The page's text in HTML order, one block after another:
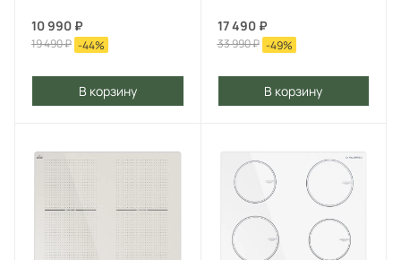
10 990 ₽
19 490₽ -44%
В корзину
17 490₽
33 990₽ -49%
В корзину